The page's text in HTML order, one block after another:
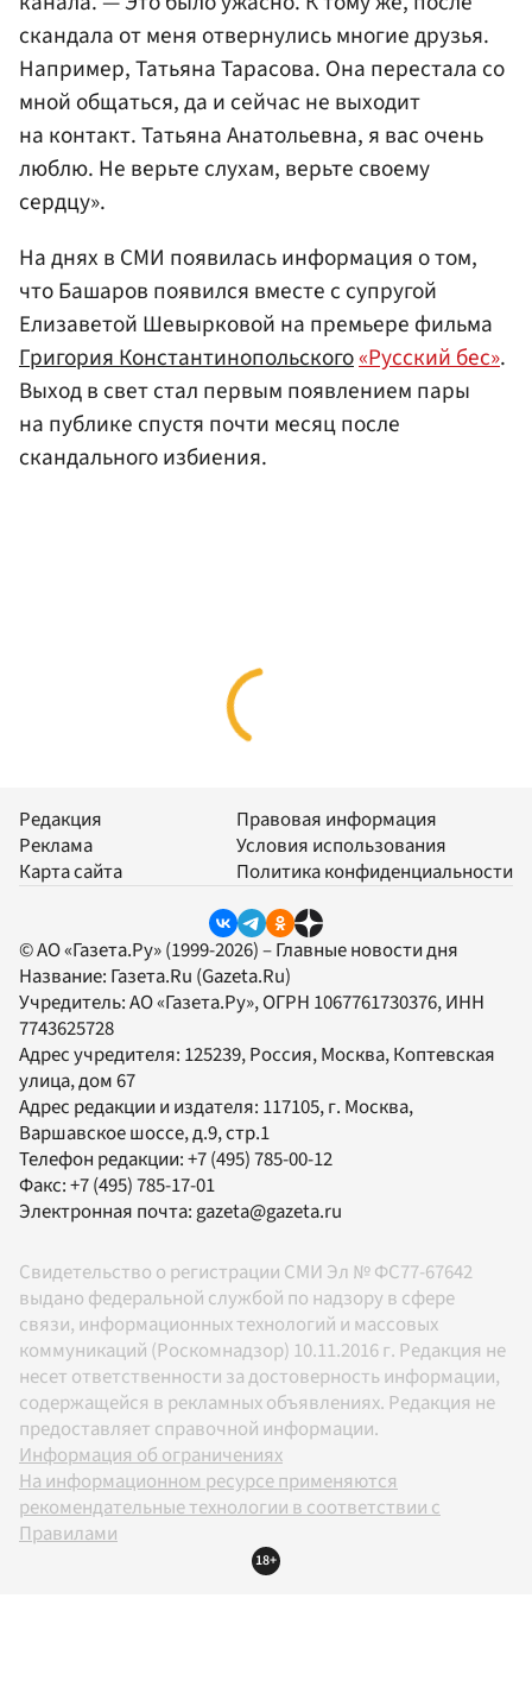
скандала от меня отвернулись многие друзья.
Например, Татьяна Тарасова. Она перестала со
мной общаться, да и сейчас не выходит
на контакт. Татьяна Анатольевна, я вас очень
люблю. Не верьте слухам, верьте своему
сердцу».
На днях в СМИ появилась информация о том,
что Башаров появился вместе с супругой
Елизаветой Шевырковой на премьере фильма
Григория Константинопольского«Русский бес».
Выход в свет стал первым появлением пары
на публике спустя почти месяц после
скандального избиения.
Редакция
Реклама
Карта сайта
Правовая информация
Условия использования
Политика конфиденциальности
© АО «Газета.Ру» (1999-2026) – Главные новости дня
Название: Газета.Ru (Gazeta.Ru)
Учредитель:АО «Газета.Ру», ОГРН 1067761730376, ИНН
7743625728
Адрес учредителя: 125239, Россия, Москва, Коптевская
улица, дом 67
Адрес редакции и издателя: 117105, г. Москва,
Варшавское шоссе, д.9, стр.1
Телефон редакции:+7 (495) 785-00-12
Факс:+7 (495) 785-17-01
Электронная почта:gazeta@gazeta.ru
Свидетельство о регистрации СМИ Эл № ФС77-67642
выдано федеральной службой по надзору в сфере
связи, информационных технологий и массовых
коммуникаций (Роскомнадзор) 10.11.2016 г. Редакция не
несет ответственности за достоверность информации,
содержащейся в рекламных объявлениях. Редакция не
предоставляет справочной информации.
Информация об ограничениях
На информационном ресурсе применяются
рекомендательные технологии в соответствии с
Правилами
18+